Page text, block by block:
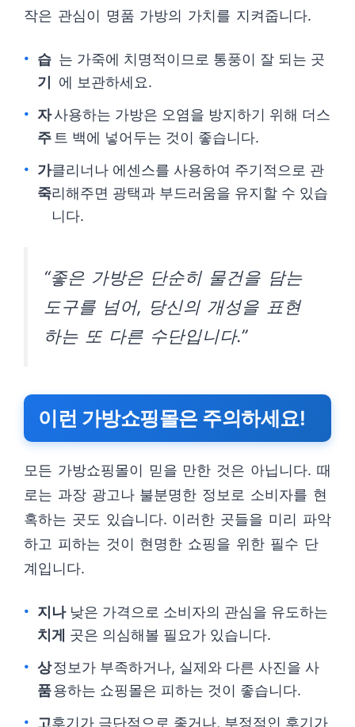
작은 관심이 명품 가방의 가치를 지켜줍니다.
습
기
는 가죽에 치명적이므로 통풍이 잘 되는 곳
에 보관하세요.
자
주
사용하는 가방은 오염을 방지하기 위해 더스
트 백에 넣어두는 것이 좋습니다.
가
죽
클리너나 에센스를 사용하여 주기적으로 관
리해주면 광택과 부드러움을 유지할 수 있습
니다.
“좋은 가방은 단순히 물건을 담는
도구를 넘어, 당신의 개성을 표현
하는 또 다른 수단입니다.”
이런 가방쇼핑몰은 주의하세요!
모든 가방쇼핑몰이 믿을 만한 것은 아닙니다. 때
로는 과장 광고나 불분명한 정보로 소비자를 현
혹하는 곳도 있습니다. 이러한 곳들을 미리 파악
하고 피하는 것이 현명한 쇼핑을 위한 필수 단
계입니다.
지나
치게
낮은 가격으로 소비자의 관심을 유도하는
곳은 의심해볼 필요가 있습니다.
상
품
정보가 부족하거나, 실제와 다른 사진을 사
용하는 쇼핑몰은 피하는 것이 좋습니다.
고후기가 극단적으로 좋거나, 부정적인 후기가